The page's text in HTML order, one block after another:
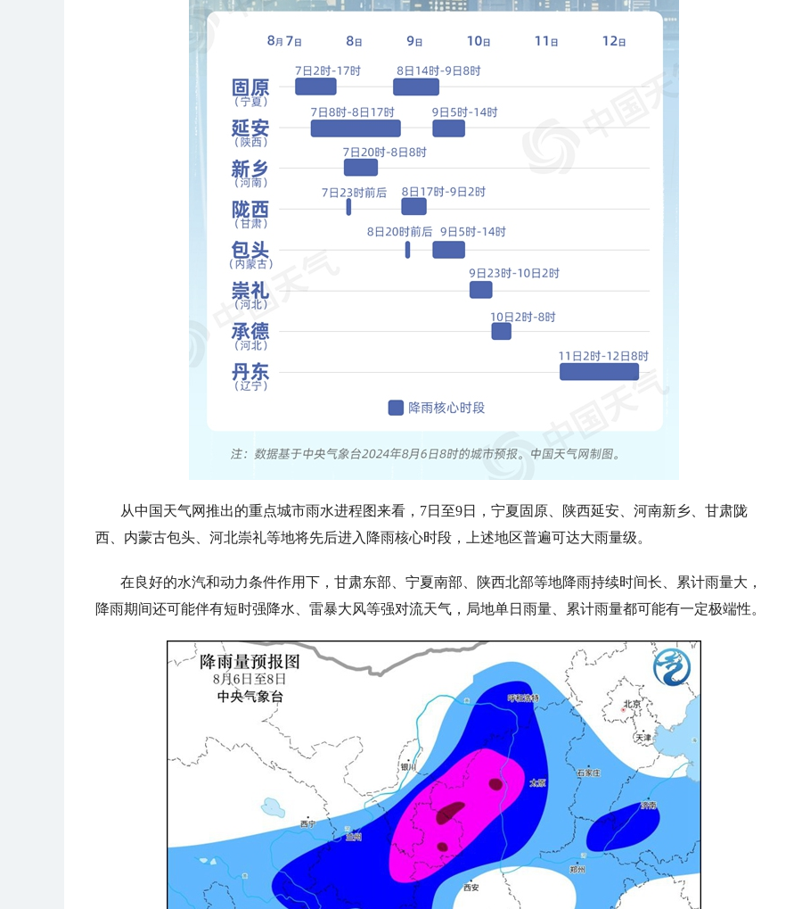
从中国天气网推出的重点城市雨水进程图来看，7日至9日，宁夏固原、陕西延安、河南新乡、甘肃陇
西、内蒙古包头、河北崇礼等地将先后进入降雨核心时段，上述地区普遍可达大雨量级。
在良好的水汽和动力条件作用下，甘肃东部、宁夏南部、陕西北部等地降雨持续时间长、累计雨量大，
降雨期间还可能伴有短时强降水、雷暴大风等强对流天气，局地单日雨量、累计雨量都可能有一定极端性。